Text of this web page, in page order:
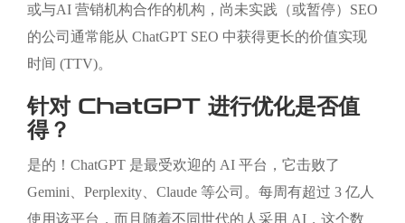
或与AI 营销机构合作的机构，尚未实践（或暂停）SEO
的公司通常能从 ChatGPT SEO 中获得更长的价值实现
时间 (TTV)。
针对 ChatGPT 进行优化是否值
得？
是的！ChatGPT 是最受欢迎的 AI 平台，它击败了
Gemini、Perplexity、Claude 等公司。每周有超过 3 亿人
使用该平台，而且随着不同世代的人采用 AI，这个数